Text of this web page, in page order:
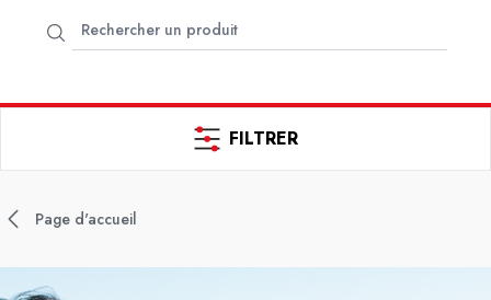
FILTRER
Page d'accueil